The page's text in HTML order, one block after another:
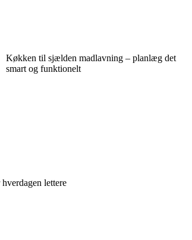
Køkken til sjælden madlavning – planlæg det
smart og funktionelt
lettere